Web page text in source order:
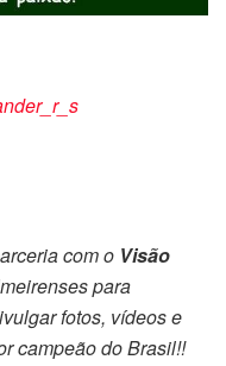
com o Visão
para
fotos, vídeos e
campeão do Brasil!!